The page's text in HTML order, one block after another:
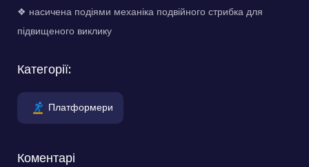
❖ насичена подіями механіка подвійного стрибка для
підвищеного виклику
Категорії:
Платформери
Коментарі